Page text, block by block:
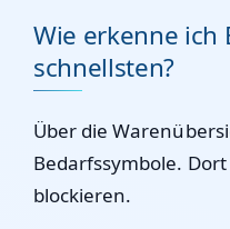
Wie erkenne ich
schnellsten?
Über die
Bedarfssymbole.
blockieren.